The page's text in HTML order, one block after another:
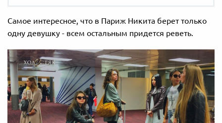
Самое интересное, что в Париж Никита берет только
одну девушку - всем остальным придется реветь.